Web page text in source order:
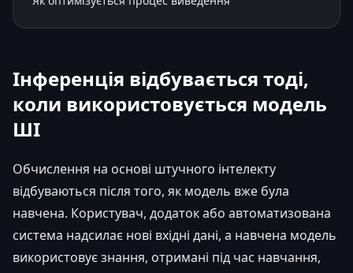
Інференція відбувається тоді,
коли використовується модель
ШІ
Обчислення на основі штучного інтелекту
відбуваються після того, як модель вже була
навчена. Користувач, додаток або автоматизована
система надсилає нові вхідні дані, а навчена модель
використовує знання, отримані під час навчання,